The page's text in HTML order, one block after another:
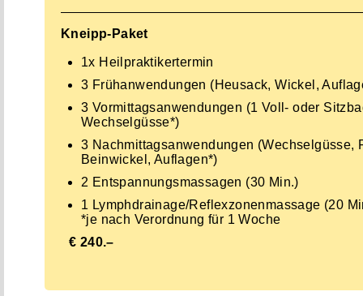
Kneipp-Paket
1x Heilpraktikertermin
3 Frühanwendungen (Heusack, Wickel,
3 Vormittagsanwendungen (1 Voll- oder
Wechselgüsse*)
3 Nachmittagsanwendungen (Wechselgüsse,
Beinwickel, Auflagen*)
2 Entspannungsmassagen (30 Min.)
1 Lymphdrainage/Reflexzonenmassage (20
*je nach Verordnung für 1 Woche
€ 240.–